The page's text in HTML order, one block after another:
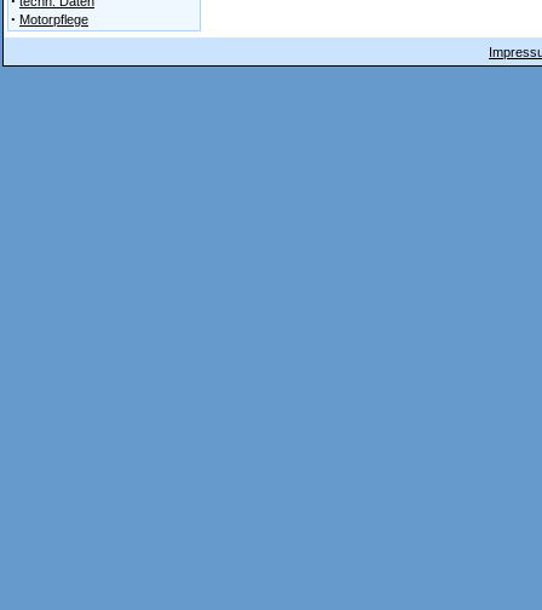
· Motorpflege